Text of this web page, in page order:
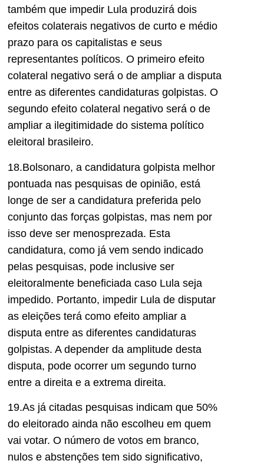
também que impedir Lula produzirá dois
efeitos colaterais negativos de curto e médio
prazo para os capitalistas e seus
representantes políticos. O primeiro efeito
colateral negativo será o de ampliar a disputa
entre as diferentes candidaturas golpistas. O
segundo efeito colateral negativo será o de
ampliar a ilegitimidade do sistema político
eleitoral brasileiro.
18.Bolsonaro, a candidatura golpista melhor
pontuada nas pesquisas de opinião, está
longe de ser a candidatura preferida pelo
conjunto das forças golpistas, mas nem por
isso deve ser menosprezada. Esta
candidatura, como já vem sendo indicado
pelas pesquisas, pode inclusive ser
eleitoralmente beneficiada caso Lula seja
impedido. Portanto, impedir Lula de disputar
as eleições terá como efeito ampliar a
disputa entre as diferentes candidaturas
golpistas. A depender da amplitude desta
disputa, pode ocorrer um segundo turno
entre a direita e a extrema direita.
19.As já citadas pesquisas indicam que 50%
do eleitorado ainda não escolheu em quem
vai votar. O número de votos em branco,
nulos e abstenções tem sido significativo,